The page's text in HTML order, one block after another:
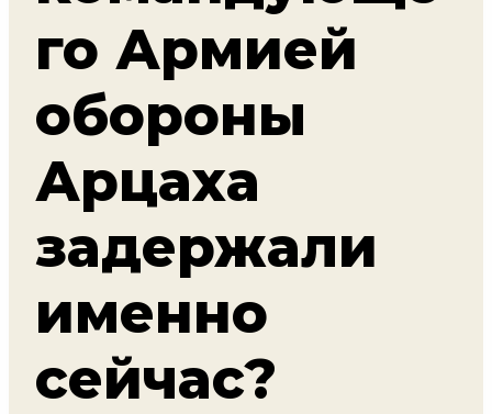
го Армией
обороны
Арцаха
задержали
именно
сейчас?